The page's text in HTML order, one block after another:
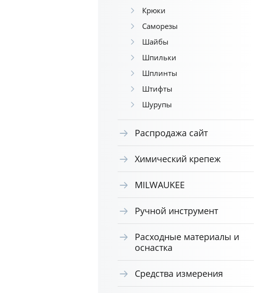
Крюки
Саморезы
Шайбы
Шпильки
Шплинты
Штифты
Шурупы
Распродажа сайт
Химический крепеж
MILWAUKEE
Ручной инструмент
Расходные материалы и
оснастка
Средства измерения